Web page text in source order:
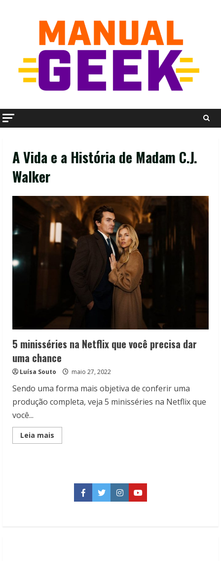
A Vida e a História de Madam C.J.
Walker
5 minisséries na Netflix que você precisa dar
uma chance
Luísa Souto maio 27, 2022
Sendo uma forma mais objetiva de conferir uma
produção completa, veja 5 minisséries na Netflix que
você...
Leia mais
more
Facebook
TwitterInstagramYouTube